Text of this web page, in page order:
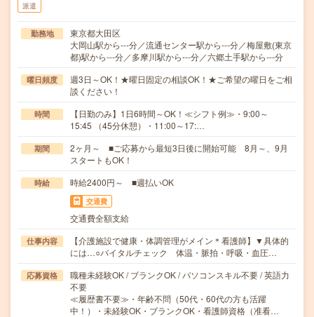
派遣
勤務地
東京都大田区
大岡山駅から---分／流通センター駅から---分／梅屋敷(東京
都)駅から---分／多摩川駅から---分／六郷土手駅から---分
曜日頻度
週3日～OK！★曜日固定の相談OK！★ご希望の曜日をご相
談ください！
時間
【日勤のみ】1日6時間～OK！≪シフト例≫・9:00～
15:45 （45分休憩）・11:00～17:…
期間
2ヶ月～ ■ご応募から最短3日後に開始可能 8月～、9月
スタートもOK！
時給 時給2400円～ ■週払いOK
交通費
交通費全額支給
仕事内容
【介護施設で健康・体調管理がメイン＊看護師】▼具体的
には…○バイタルチェック 体温・脈拍・呼吸・血圧…
応募資格
職種未経験OK / ブランクOK / パソコンスキル不要 / 英語力
不要
≪履歴書不要≫・年齢不問（50代・60代の方も活躍
中！）・未経験OK・ブランクOK・看護師資格（准看…